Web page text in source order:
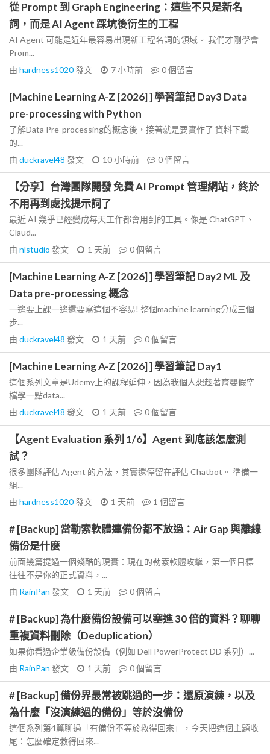
從 Prompt 到 Graph Engineering：這些不只是新名
詞，而是 AI Agent 踩坑後衍生的工程
AI Agent 可能是近年最容易出現新工程名詞的領域。 我們才剛學會
Prom...
由 hardness1020發文 7 小時前 0個留言
[Machine Learning A-Z [2026] ] 學習筆記 Day3 Data
pre-processing with Python
了解Data Pre-processing的概念後，接著就是要實作了 資料下載
的...
由 duckravel48 發文 10 小時前 0個留言
【分享】台灣團隊開發 免費 AI Prompt 管理網站，終於
不用再到處找提示詞了
最近 AI 幾乎已經變成每天工作都會用到的工具。像是 ChatGPT、
Claud...
由 nlstudio 發文 1 天前 0個留言
[Machine Learning A-Z [2026] ] 學習筆記 Day2 ML 及
Data pre-processing 概念
一邊要上課一邊還要寫這個不容易! 整個machine learning分成三個
步...
由 duckravel48 發文 1 天前 0個留言
[Machine Learning A-Z [2026] ] 學習筆記 Day1
這個系列文章是Udemy上的課程延伸，因為我個人想趁著育嬰假空
檔學一點data...
由 duckravel48 發文 1 天前 0個留言
【Agent Evaluation 系列 1/6】Agent 到底該怎麼測
試？
很多團隊評估 Agent 的方法，其實還停留在評估 Chatbot。 準備一
組...
由 hardness1020發文 1 天前 1 個留言
# [Backup] 當勒索軟體連備份都不放過：Air Gap 與離線
備份是什麼
前面幾篇提過一個殘酷的現實：現在的勒索軟體攻擊，第一個目標
往往不是你的正式資料，...
由 RainPan 發文 1 天前 0個留言
# [Backup] 為什麼備份設備可以塞進 30 倍的資料？聊聊
重複資料刪除（Deduplication）
如果你看過企業級備份設備（例如 Dell PowerProtect DD 系列）...
由 RainPan 發文 1 天前 0個留言
# [Backup] 備份界最常被跳過的一步：還原演練，以及
為什麼「沒演練過的備份」等於沒備份
這個系列第4篇聊過「有備份不等於救得回來」，今天把這個主題收
尾：怎麼確定救得回來...